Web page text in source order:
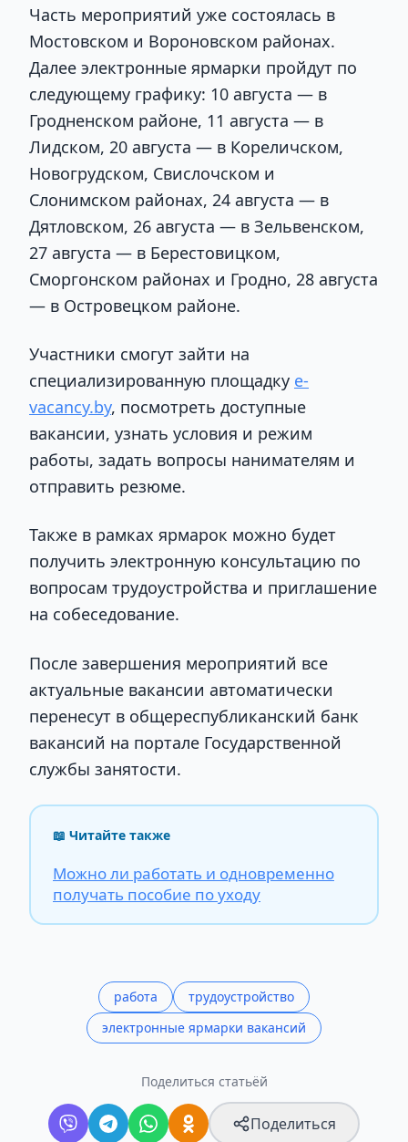
Часть мероприятий уже состоялась в
Мостовском и Вороновском районах.
Далее электронные ярмарки пройдут по
следующему графику: 10 августа — в
Гродненском районе, 11 августа — в
Лидском, 20 августа — в Кореличском,
Новогрудском, Свислочском и
Слонимском районах, 24 августа — в
Дятловском, 26 августа — в Зельвенском,
27 августа — в Берестовицком,
Сморгонском районах и Гродно, 28 августа
— в Островецком районе.
Участники смогут зайти на
специализированную площадку e-
vacancy.by, посмотреть доступные
вакансии, узнать условия и режим
работы, задать вопросы нанимателям и
отправить резюме.
Также в рамках ярмарок можно будет
получить электронную консультацию по
вопросам трудоустройства и приглашение
на собеседование.
После завершения мероприятий все
актуальные вакансии автоматически
перенесут в общереспубликанский банк
вакансий на портале Государственной
службы занятости.
📖 Читайте также
Можно ли работать и одновременно
получать пособие по уходу
работа
трудоустройство
электронные ярмарки вакансий
Поделиться статьёй
Поделиться